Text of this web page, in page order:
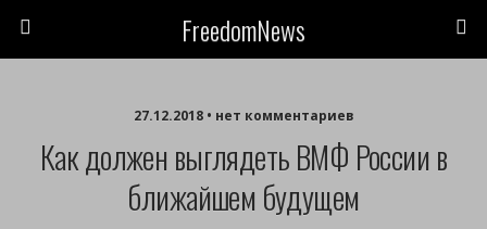
FreedomNews
27.12.2018 • нет комментариев
Как должен выглядеть ВМФ России в
ближайшем будущем